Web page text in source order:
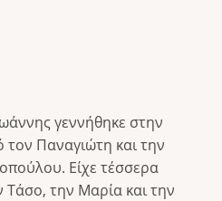
γεννήθηκε στην
Παναγιώτη και την
Είχε τέσσερα
Τάσο, την Μαρία και την